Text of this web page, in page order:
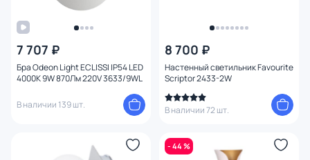
7 707 ₽
Бра Odeon Light ECLISSI IP54 LED
4000K 9W 870Лм 220V 3633/9WL
В наличии 139 шт.
8 700 ₽
Настенный светильник Favourite
Scriptor 2433-2W
В наличии 72 шт.
- 44 %